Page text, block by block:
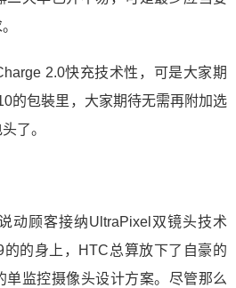
2.0快充技术性，可是大家期
的包裝里，大家期待无需再附加选
了。
动顾客接纳UltraPixel双镜头技术
的身上，HTC总算放下了自豪的
单监控摄像头设计方案。尽管那么